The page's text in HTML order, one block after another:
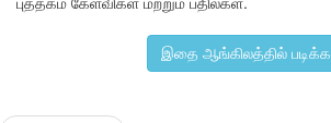
அமைப்பினால் செய்யப்படுகிறது (-w)
இதை ஆங்கிலத்தில் படிக்க